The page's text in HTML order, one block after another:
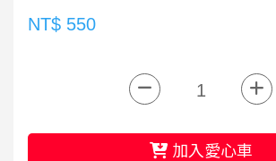
NT$ 550
加入愛心車